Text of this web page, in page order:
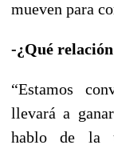
mueven para
-¿Qué
“Estamos
llevará a
hablo de la